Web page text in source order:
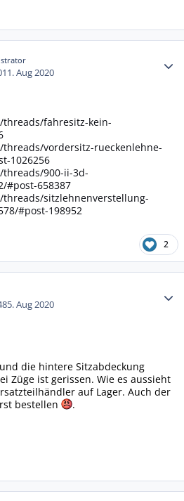
1. Aug 2020
fahresitz-kein-
vordersitz-rueckenlehne-
1026256
900-ii-3d-
#post-658387
sitzlehnenverstellung-
#post-198952
2
5. Aug 2020
die hintere Sitzabdeckung
Züge ist gerissen. Wie es aussieht
auf Lager. Auch der
bestellen
.